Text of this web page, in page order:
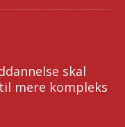
skal
mere kompleks